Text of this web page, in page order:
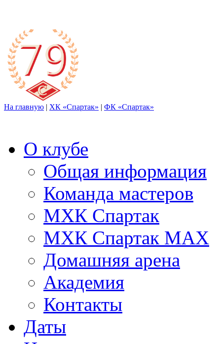
На главную | ХК «Спартак» | ФК «Спартак»
О клубе
Общая информация
Команда мастеров
МХК Спартак
МХК Спартак МАХ
Домашняя арена
Академия
Контакты
Даты